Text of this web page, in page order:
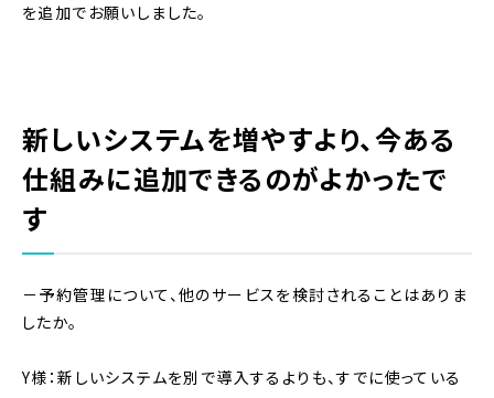
を追加でお願いしました。
新しいシステムを増やすより、今ある
仕組みに追加できるのがよかったで
す
－予約管理について、他のサービスを検討されることはありま
したか。
Y様：新しいシステムを別で導入するよりも、すでに使っている